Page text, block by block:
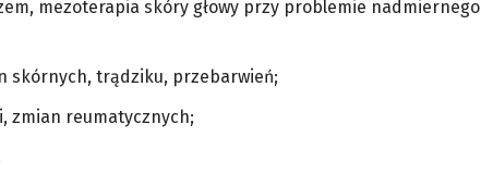
mezoterapia skóry głowy przy problemie nadmiernego
skórnych, trądziku, przebarwień;
zmian reumatycznych;